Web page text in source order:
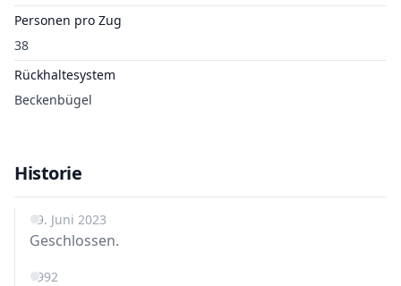
Personen pro Zug
38
Rückhaltesystem
Beckenbügel
Historie
19. Juni 2023
Geschlossen.
1992